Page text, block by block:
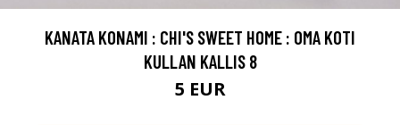
KANATA KONAMI : CHI'S SWEET HOME : OMA KOTI
KULLAN KALLIS 8
5 EUR